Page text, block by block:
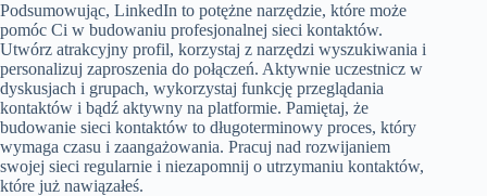
Podsumowując, LinkedIn to potężne narzędzie, które może
pomóc Ci w budowaniu profesjonalnej sieci kontaktów.
Utwórz atrakcyjny profil, korzystaj z narzędzi wyszukiwania i
personalizuj zaproszenia do połączeń. Aktywnie uczestnicz w
dyskusjach i grupach, wykorzystaj funkcję przeglądania
kontaktów i bądź aktywny na platformie. Pamiętaj, że
budowanie sieci kontaktów to długoterminowy proces, który
wymaga czasu i zaangażowania. Pracuj nad rozwijaniem
swojej sieci regularnie i niezapomnij o utrzymaniu kontaktów,
które już nawiązałeś.